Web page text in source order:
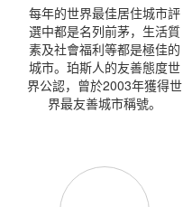
每年的世界最佳居住城市評
選中都是名列前茅，生活質
素及社會福利等都是極佳的
城市。珀斯人的友善態度世
界公認，曾於2003年獲得世
界最友善城市稱號。